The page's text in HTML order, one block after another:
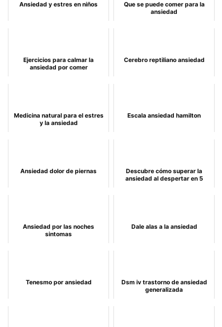
Ansiedad y estres en niños
Que se puede comer para la
ansiedad
Ejercicios para calmar la
ansiedad por comer
Cerebro reptiliano ansiedad
Medicina natural para el estres
y la ansiedad
Escala ansiedad hamilton
Ansiedad dolor de piernas
Descubre cómo superar la
ansiedad al despertar en 5
Ansiedad por las noches
sintomas
Dale alas a la ansiedad
Tenesmo por ansiedad
Dsm iv trastorno de ansiedad
generalizada